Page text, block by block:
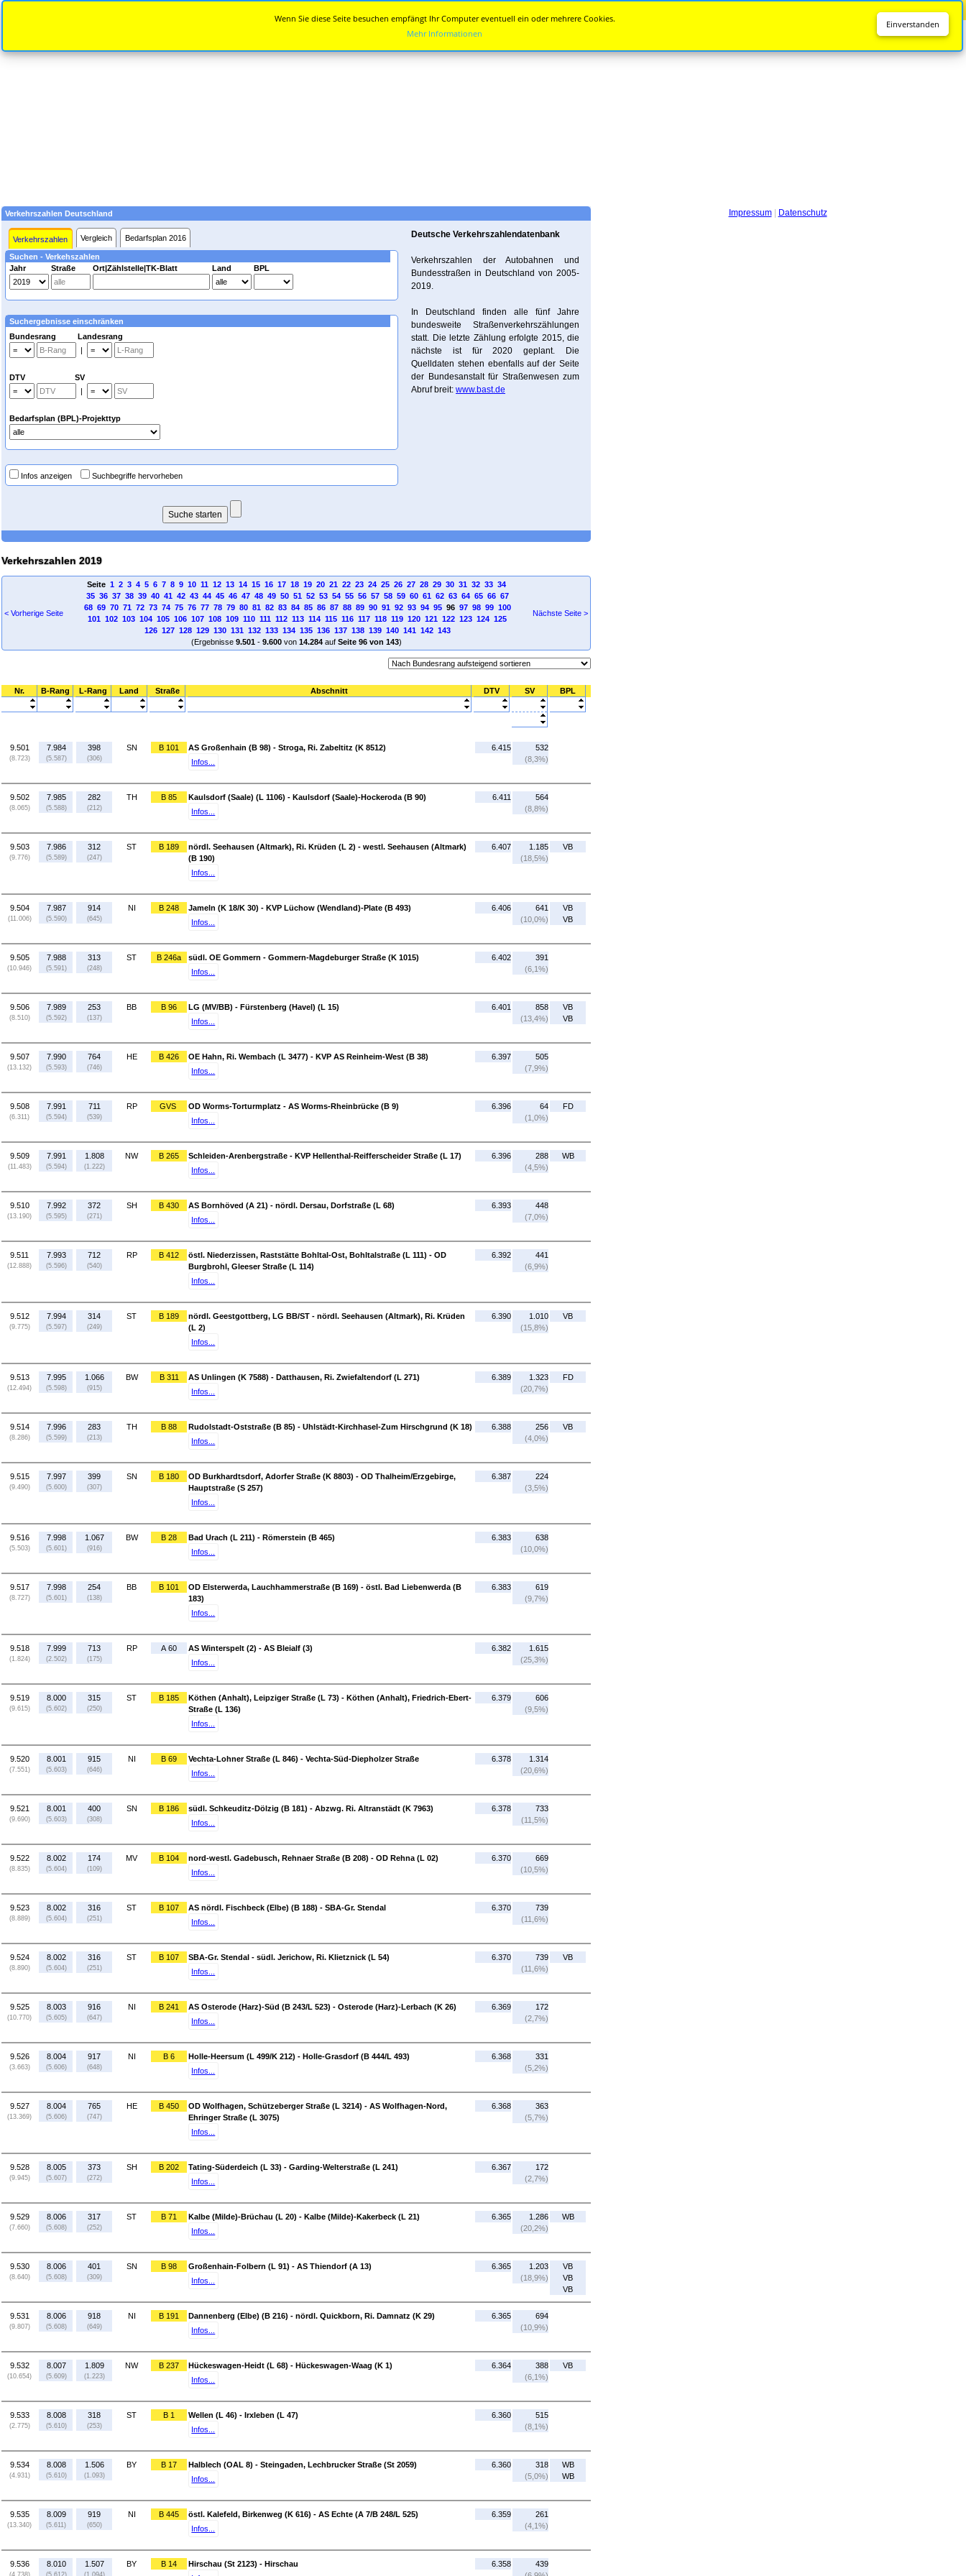
Verkehrszahlen Deutschland
Verkehrszahlen Vergleich Bedarfsplan 2016
Suchen - Verkehszahlen
Jahr
Straße Ort|Zählstelle|TK-Blatt Land BPL
Suchergebnisse einschränken
Bundesrang Landesrang
|
DTV SV
|
Bedarfsplan (BPL)-Projekttyp
Infos anzeigen Suchbegriffe hervorheben
Deutsche Verkehrszahlendatenbank
Verkehrszahlen der Autobahnen und
Bundesstraßen in Deutschland von 2005-
2019.
In Deutschland finden alle fünf Jahre
bundesweite Straßenverkehrszählungen
statt. Die letzte Zählung erfolgte 2015, die
nächste ist für 2020 geplant. Die
Quelldaten stehen ebenfalls auf der Seite
der Bundesanstalt für Straßenwesen zum
Abruf breit: www.bast.de
Verkehrszahlen 2019
< Vorherige Seite
Seite 1 2 3 4 5 6 7 8 9 10 11 12 13 14 15 16 17 18 19 20 21 22 23 24 25 26 27 28 29 30 31 32 33 34
35 36 37 38 39 40 41 42 43 44 45 46 47 48 49 50 51 52 53 54 55 56 57 58 59 60 61 62 63 64 65 66 67
68 69 70 71 72 73 74 75 76 77 78 79 80 81 82 83 84 85 86 87 88 89 90 91 92 93 94 9596 97 98 99 100
101 102 103 104 105 106 107 108 109 110 111 112 113 114 115 116 117 118 119 120 121 122 123 124 125
126 127 128 129 130 131 132 133 134 135 136 137 138 139 140 141 142 143
(Ergebnisse 9.501- 9.600von 14.284auf Seite 96 von 143)
Nächste Seite >
Nr. B-Rang L-Rang Land Straße Abschnitt DTV SV BPL
9.501
(8.723)
7.984
(5.587)
398
(306)
SN B 101
AS Großenhain (B 98) - Stroga, Ri. Zabeltitz (K 8512)
Infos...
6.415
532
(8,3%)
9.502
(8.065)
7.985
(5.588)
282
(212)
TH B 85
Kaulsdorf (Saale) (L 1106) - Kaulsdorf (Saale)-Hockeroda (B 90)
Infos...
6.411
564
(8,8%)
9.503
(9.776)
7.986
(5.589)
312
(247)
ST B 189
nördl. Seehausen (Altmark), Ri. Krüden (L 2) - westl. Seehausen (Altmark)
(B 190)
Infos...
6.407
1.185
(18,5%)
VB
9.504
(11.006)
7.987
(5.590)
914
(645)
NI B 248
Jameln (K 18/K 30) - KVP Lüchow (Wendland)-Plate (B 493)
Infos...
6.406
641
(10,0%)
VB
VB
9.505
(10.946)
7.988
(5.591)
313
(248)
ST B 246a
südl. OE Gommern - Gommern-Magdeburger Straße (K 1015)
Infos...
6.402
391
(6,1%)
9.506
(8.510)
7.989
(5.592)
253
(137)
BB B 96
LG (MV/BB) - Fürstenberg (Havel) (L 15)
Infos...
6.401
858
(13,4%)
VB
VB
9.507
(13.132)
7.990
(5.593)
764
(746)
HE B 426
OE Hahn, Ri. Wembach (L 3477) - KVP AS Reinheim-West (B 38)
Infos...
6.397
505
(7,9%)
9.508
(6.311)
7.991
(5.594)
711
(539)
RP GVS
OD Worms-Torturmplatz - AS Worms-Rheinbrücke (B 9)
Infos...
6.396
64
(1,0%)
FD
9.509
(11.483)
7.991
(5.594)
1.808
(1.222)
NW B 265
Schleiden-Arenbergstraße - KVP Hellenthal-Reifferscheider Straße (L 17)
Infos...
6.396
288
(4,5%)
WB
9.510
(13.190)
7.992
(5.595)
372
(271)
SH B 430
AS Bornhöved (A 21) - nördl. Dersau, Dorfstraße (L 68)
Infos...
6.393
448
(7,0%)
9.511
(12.888)
7.993
(5.596)
712
(540)
RP B 412
östl. Niederzissen, Raststätte Bohltal-Ost, Bohltalstraße (L 111) - OD
Burgbrohl, Gleeser Straße (L 114)
Infos...
6.392
441
(6,9%)
9.512
(9.775)
7.994
(5.597)
314
(249)
ST B 189
nördl. Geestgottberg, LG BB/ST - nördl. Seehausen (Altmark), Ri. Krüden
(L 2)
Infos...
6.390
1.010
(15,8%)
VB
9.513
(12.494)
7.995
(5.598)
1.066
(915)
BW B 311
AS Unlingen (K 7588) - Datthausen, Ri. Zwiefaltendorf (L 271)
Infos...
6.389
1.323
(20,7%)
FD
9.514
(8.286)
7.996
(5.599)
283
(213)
TH B 88
Rudolstadt-Oststraße (B 85) - Uhlstädt-Kirchhasel-Zum Hirschgrund (K 18)
Infos...
6.388
256
(4,0%)
VB
9.515
(9.490)
7.997
(5.600)
399
(307)
SN B 180
OD Burkhardtsdorf, Adorfer Straße (K 8803) - OD Thalheim/Erzgebirge,
Hauptstraße (S 257)
Infos...
6.387
224
(3,5%)
9.516
(5.503)
7.998
(5.601)
1.067
(916)
BW B 28
Bad Urach (L 211) - Römerstein (B 465)
Infos...
6.383
638
(10,0%)
9.517
(8.727)
7.998
(5.601)
254
(138)
BB B 101
OD Elsterwerda, Lauchhammerstraße (B 169) - östl. Bad Liebenwerda (B
183)
Infos...
6.383
619
(9,7%)
9.518
(1.824)
7.999
(2.502)
713
(175)
RP A 60
AS Winterspelt (2) - AS Bleialf (3)
Infos...
6.382
1.615
(25,3%)
9.519
(9.615)
8.000
(5.602)
315
(250)
ST B 185
Köthen (Anhalt), Leipziger Straße (L 73) - Köthen (Anhalt), Friedrich-Ebert-
Straße (L 136)
Infos...
6.379
606
(9,5%)
9.520
(7.551)
8.001
(5.603)
915
(646)
NI B 69
Vechta-Lohner Straße (L 846) - Vechta-Süd-Diepholzer Straße
Infos...
6.378
1.314
(20,6%)
9.521
(9.690)
8.001
(5.603)
400
(308)
SN B 186
südl. Schkeuditz-Dölzig (B 181) - Abzwg. Ri. Altranstädt (K 7963)
Infos...
6.378
733
(11,5%)
9.522
(8.835)
8.002
(5.604)
174
(109)
MV B 104
nord-westl. Gadebusch, Rehnaer Straße (B 208) - OD Rehna (L 02)
Infos...
6.370
669
(10,5%)
9.523
(8.889)
8.002
(5.604)
316
(251)
ST B 107
AS nördl. Fischbeck (Elbe) (B 188) - SBA-Gr. Stendal
Infos...
6.370
739
(11,6%)
9.524
(8.890)
8.002
(5.604)
316
(251)
ST B 107
SBA-Gr. Stendal - südl. Jerichow, Ri. Klietznick (L 54)
Infos...
6.370
739
(11,6%)
VB
9.525
(10.770)
8.003
(5.605)
916
(647)
NI B 241
AS Osterode (Harz)-Süd (B 243/L 523) - Osterode (Harz)-Lerbach (K 26)
Infos...
6.369
172
(2,7%)
9.526
(3.663)
8.004
(5.606)
917
(648)
NI B 6
Holle-Heersum (L 499/K 212) - Holle-Grasdorf (B 444/L 493)
Infos...
6.368
331
(5,2%)
9.527
(13.369)
8.004
(5.606)
765
(747)
HE B 450
OD Wolfhagen, Schützeberger Straße (L 3214) - AS Wolfhagen-Nord,
Ehringer Straße (L 3075)
Infos...
6.368
363
(5,7%)
9.528
(9.945)
8.005
(5.607)
373
(272)
SH B 202
Tating-Süderdeich (L 33) - Garding-Welterstraße (L 241)
Infos...
6.367
172
(2,7%)
9.529
(7.660)
8.006
(5.608)
317
(252)
ST B 71
Kalbe (Milde)-Brüchau (L 20) - Kalbe (Milde)-Kakerbeck (L 21)
Infos...
6.365
1.286
(20,2%)
WB
9.530
(8.640)
8.006
(5.608)
401
(309)
SN B 98
Großenhain-Folbern (L 91) - AS Thiendorf (A 13)
Infos...
6.365
1.203
(18,9%)
VB
VB
VB
9.531
(9.807)
8.006
(5.608)
918
(649)
NI B 191
Dannenberg (Elbe) (B 216) - nördl. Quickborn, Ri. Damnatz (K 29)
Infos...
6.365
694
(10,9%)
9.532
(10.654)
8.007
(5.609)
1.809
(1.223)
NW B 237
Hückeswagen-Heidt (L 68) - Hückeswagen-Waag (K 1)
Infos...
6.364
388
(6,1%)
VB
9.533
(2.775)
8.008
(5.610)
318
(253)
ST B 1
Wellen (L 46) - Irxleben (L 47)
Infos...
6.360
515
(8,1%)
9.534
(4.931)
8.008
(5.610)
1.506
(1.093)
BY B 17
Halblech (OAL 8) - Steingaden, Lechbrucker Straße (St 2059)
Infos...
6.360
318
(5,0%)
WB
WB
9.535
(13.340)
8.009
(5.611)
919
(650)
NI B 445
östl. Kalefeld, Birkenweg (K 616) - AS Echte (A 7/B 248/L 525)
Infos...
6.359
261
(4,1%)
9.536
(4.738)
8.010
(5.612)
1.507
(1.094)
BY B 14
Hirschau (St 2123) - Hirschau
6.358
439
Impressum| Datenschutz
Einverstanden
Wenn Sie diese Seite besuchen empfängt Ihr Computer eventuell ein oder mehrere Cookies.
Mehr Informationen